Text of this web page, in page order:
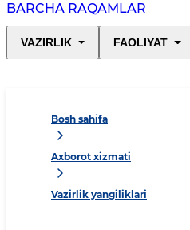
BARCHA RAQAMLAR
VAZIRLIK FAOLIYAT
Bosh sahifa
Axborot xizmati
Vazirlik yangiliklari